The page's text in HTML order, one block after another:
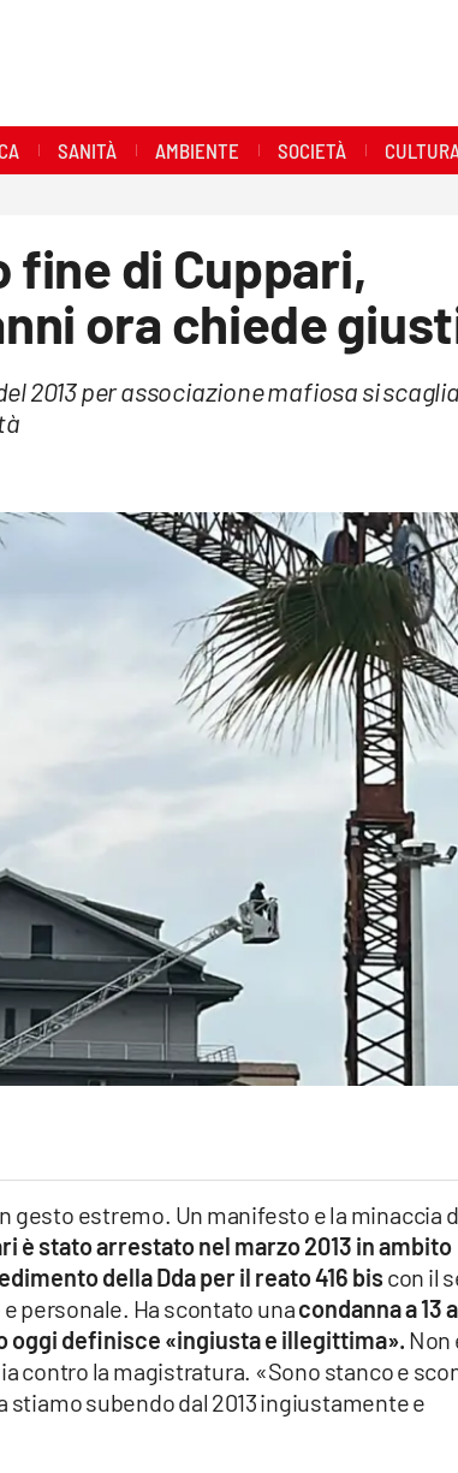
SANITÀ AMBIENTE SOCIETÀ CULTURA
fine di Cuppari,
ora chiede
2013 per associazione mafiosa si
gesto estremo. Un manifesto e la minaccia
è stato arrestato nel marzo 2013 in ambito
della Dda per il reato 416 bis con il
personale. Ha scontato unacondanna a 13
oggi definisce «ingiusta e illegittima». Non
contro la magistratura. «Sono stanco e
subendo dal 2013 ingiustamente e